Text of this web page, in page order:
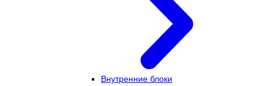
Внутренние блоки